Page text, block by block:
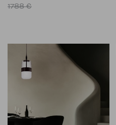
1788 €